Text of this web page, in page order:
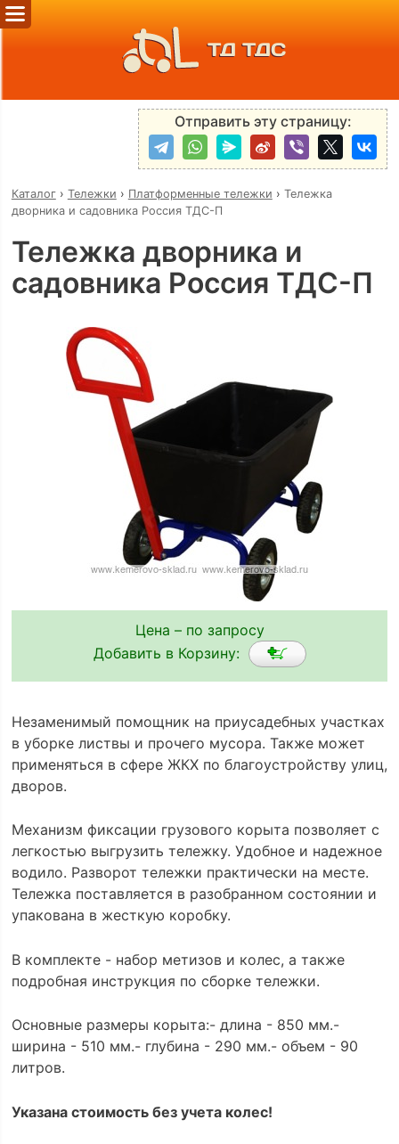
ТД ТДС
Отправить эту страницу:
Каталог› Тележки › Платформенные тележки › Тележка
дворника и садовника Россия ТДС-П
Тележка дворника и
садовника Россия ТДС-П
Цена – по запросу
Добавить в Корзину:
Незаменимый помощник на приусадебных участках
в уборке листвы и прочего мусора. Также может
применяться в сфере ЖКХ по благоустройству улиц,
дворов.
Механизм фиксации грузового корыта позволяет с
легкостью выгрузить тележку. Удобное и надежное
водило. Разворот тележки практически на месте.
Тележка поставляется в разобранном состоянии и
упакована в жесткую коробку.
В комплекте - набор метизов и колес, а также
подробная инструкция по сборке тележки.
Основные размеры корыта:- длина - 850 мм.-
ширина - 510 мм.- глубина - 290 мм.- объем - 90
литров.
Указана стоимость без учета колес!